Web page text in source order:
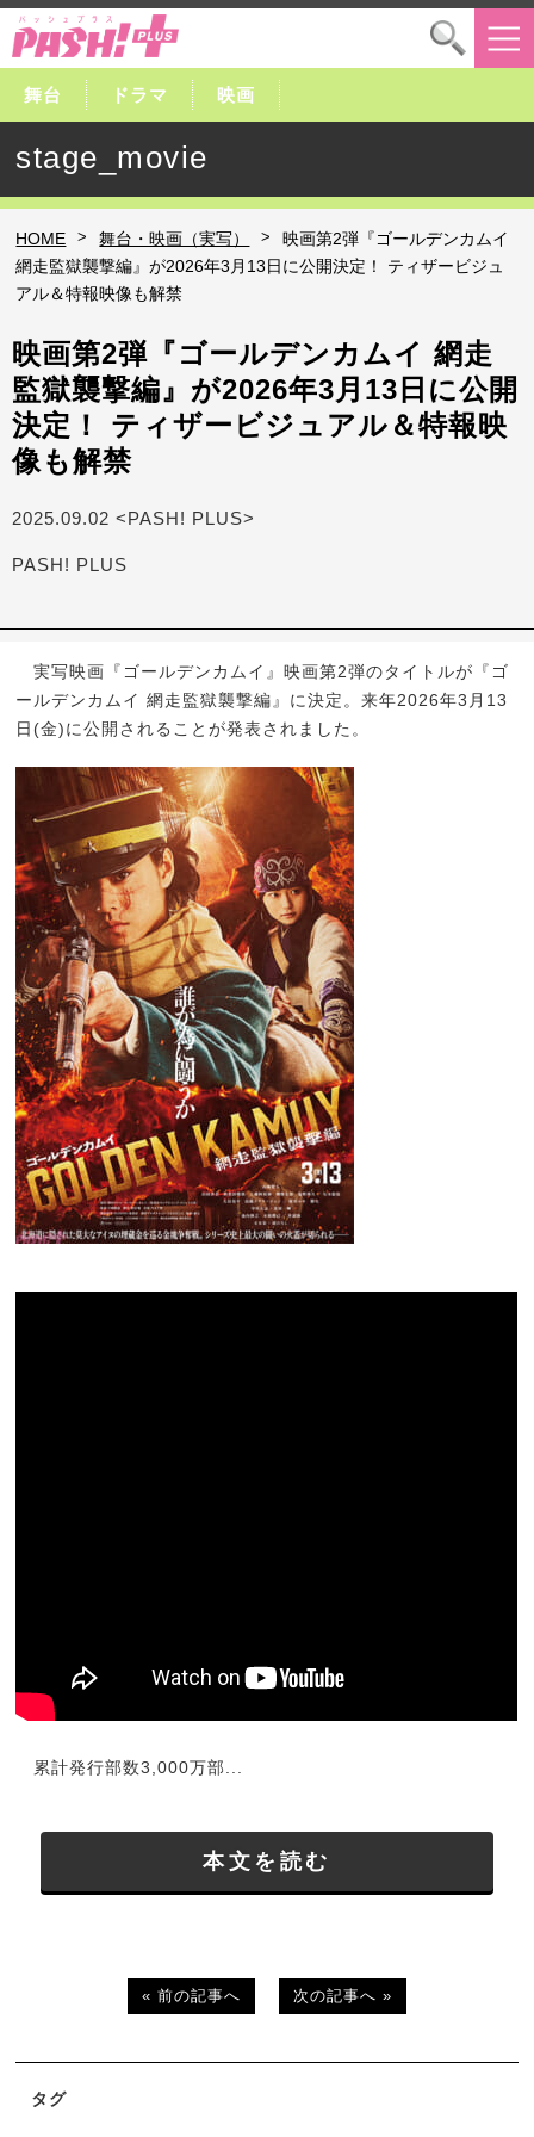
舞台 ドラマ 映画
stage_movie
HOME > 舞台・映画（実写） >
映画第2弾『ゴールデンカムイ
網走監獄襲撃編』が2026年3月13日に公開決定！ ティザービジュ
アル＆特報映像も解禁
映画第2弾『ゴールデンカムイ 網走
監獄襲撃編』が2026年3月13日に公開
決定！ ティザービジュアル＆特報映
像も解禁
2025.09.02 <PASH! PLUS>
PASH! PLUS
実写映画『ゴールデンカムイ』映画第2弾のタイトルが『ゴ
ールデンカムイ 網走監獄襲撃編』に決定。来年2026年3月13
日(金)に公開されることが発表されました。
累計発行部数3,000万部...
本文を読む
« 前の記事へ 次の記事へ »
タグ